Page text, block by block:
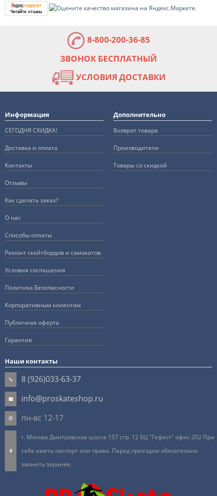
8-800-200-36-85
ЗВОНОК БЕСПЛАТНЫЙ
УСЛОВИЯ ДОСТАВКИ
Информация
СЕГОДНЯ СКИДКА!
Доставка и оплата
Контакты
Отзывы
Как сделать заказ?
О нас
Способы оплаты
Ремонт скейтбордов и самокатов
Условия соглашения
Политика Безопасности
Корпоративным клиентам
Публичная оферта
Гарантия
Дополнительно
Возврат товара
Производители
Товары со скидкой
Наши контакты
8 (926)033-63-37
info@proskateshop.ru
пн-вс 12-17
г. Москва Дмитровское шоссе 157 стр. 12 БЦ "Гефест" офис 202 При
себе иметь паспорт или права. Перед приездом обязательно
звонить заранее.